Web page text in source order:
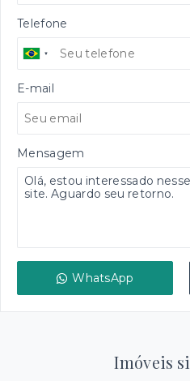
Telefone
E-mail
Mensagem
WhatsApp
Imóveis